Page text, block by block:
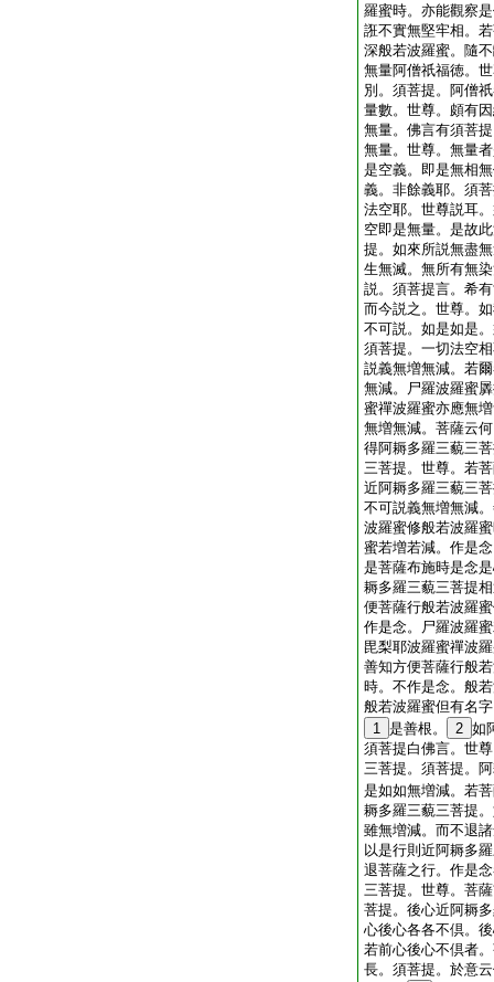
羅蜜時。亦能觀察
誑不實無堅牢相。
深般若波羅蜜。隨
無量阿僧祇福徳。
別。須菩提。阿僧
量數。世尊。頗有
無量。佛言有須菩
無量。世尊。無量
是空義。即是無相
義。非餘義耶。須
法空耶。世尊説耳
空即是無量。是故
提。如來所説無盡
生無滅。無所有無
説。須菩提言。希
而今説之。世尊。
不可説。如是如是
須菩提。一切法空
説義無増無減。若
無減。尸羅波羅蜜
蜜禪波羅蜜亦應無
無増無減。菩薩云
得阿耨多羅三藐三
三菩提。世尊。若
近阿耨多羅三藐三
不可説義無増無減
波羅蜜修般若波羅
蜜若増若減。作是
是菩薩布施時是念
耨多羅三藐三菩提
便菩薩行般若波羅
作是念。尸羅波羅
毘梨耶波羅蜜禪波
善知方便菩薩行般
時。不作是念。般
般若波羅蜜但有名
1 是善根。 2 如
須菩提白佛言。世
三菩提。須菩提。
是如如無増減。若
耨多羅三藐三菩提
雖無増減。而不退
以是行則近阿耨多
退菩薩之行。作是
三菩提。世尊。菩
菩提。後心近阿耨
心後心各各不倶。
若前心後心不倶者
長。須菩提。於意